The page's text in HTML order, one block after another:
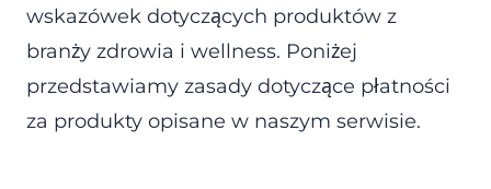
wskazówek dotyczących produktów z
branży zdrowia i wellness. Poniżej
przedstawiamy zasady dotyczące płatności
za produkty opisane w naszym serwisie.